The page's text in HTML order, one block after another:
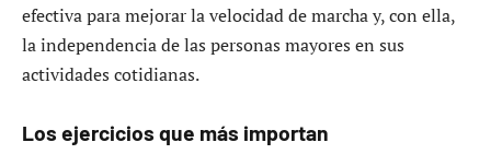
efectiva para mejorar la velocidad de marcha y, con ella,
la independencia de las personas mayores en sus
actividades cotidianas.
Los ejercicios que más importan